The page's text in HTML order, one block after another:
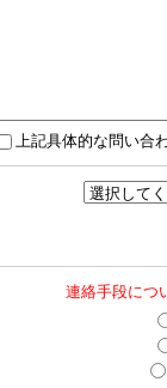
上記具体的な問い合
連絡手段につ